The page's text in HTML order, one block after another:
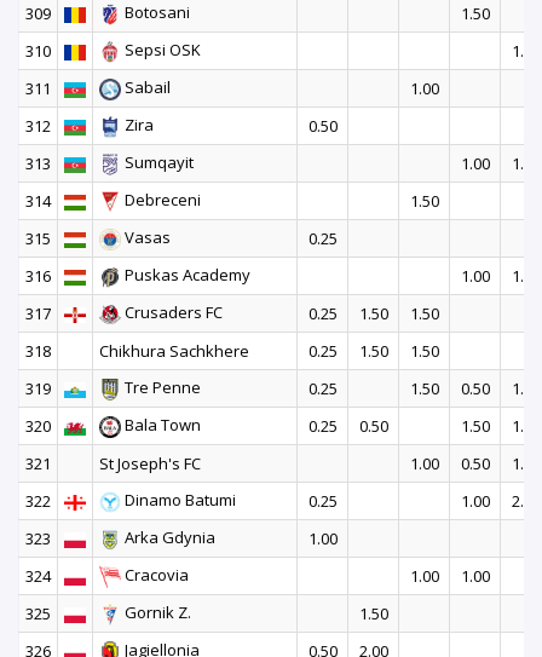
309
Botosani
1.50
310
Sepsi OSK
1.50
311
Sabail
1.00
312
Zira
0.50
313
Sumqayit 1.00
1.50
314
Debreceni
1.50
315
Vasas
0.25
316
Puskas Academy 1.00
1.50
317
Crusaders FC 0.25 1.50
1.50
318
Chikhura Sachkhere 0.25 1.50
1.50
319
Tre Penne 0.25 1.50 0.50
1.00
320
Bala Town 0.25 0.50 1.50
1.00
321
St Joseph's FC 1.00 0.50
1.00
322
Dinamo Batumi 0.25 1.00
2.00
323
Arka Gdynia
1.00
324
Cracovia 1.00
1.00
325
Gornik Z.
1.50
326
Jagiellonia 0.50 2.00